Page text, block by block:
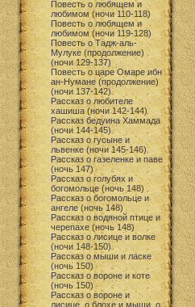
Повесть о любящем и
любимом (ночи 110-118)
Повесть о любящем и
любимом (ночи 119-128)
Повесть о Тадж-аль-
Мулуке (продолжение)
(ночи 129-137)
Повесть о царе Омаре ибн
ан-Нумане (продолжение)
(ночи 137-142)
Рассказ о любителе
хашиша (ночи 142-144)
Рассказ бедуина Хаммада
(ночи 144-145)
Рассказ о гусыне и
львенке (ночи 145-146)
Рассказ о газеленке и паве
(ночь 147)
Рассказ о голубях и
богомольце (ночь 148)
Рассказ о богомольце и
ангеле (ночь 148)
Рассказ о водяной птице и
черепахе (ночь 148)
Рассказ о лисице и волке
(ночи 148-150)
Рассказ о мыши и ласке
(ночь 150)
Рассказ о вороне и коте
(ночь 150)
Рассказ о вороне и
лисице, о блохе и мыши, о